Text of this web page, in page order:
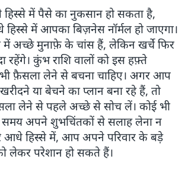
में पैसे का नुकसान हो सकता है,
में आपका बिज़नेस नॉर्मल हो जाएगा।
में अच्छे मुनाफ़े के चांस हैं, लेकिन खर्चे फिर
रहेंगे। कुंभ राशि वालों को इस हफ़्ते
फ़ैसला लेने से बचना चाहिए। अगर आप
या बेचने का प्लान बना रहे हैं, तो
लेने से पहले अच्छे से सोच लें। कोई भी
अपने शुभचिंतकों से सलाह लेना न
हिस्से में, आप अपने परिवार के बड़े
लेकर परेशान हो सकते हैं।